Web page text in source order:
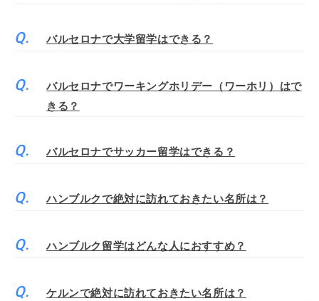
バルセロナで大学留学はできる？
バルセロナでワーキングホリデー（ワーホリ）はで
きる？
バルセロナでサッカー留学はできる？
ハンブルクで絶対に訪れておきたい名所は？
ハンブルク留学はどんな人におすすめ？
ケルンで絶対に訪れておきたい名所は？